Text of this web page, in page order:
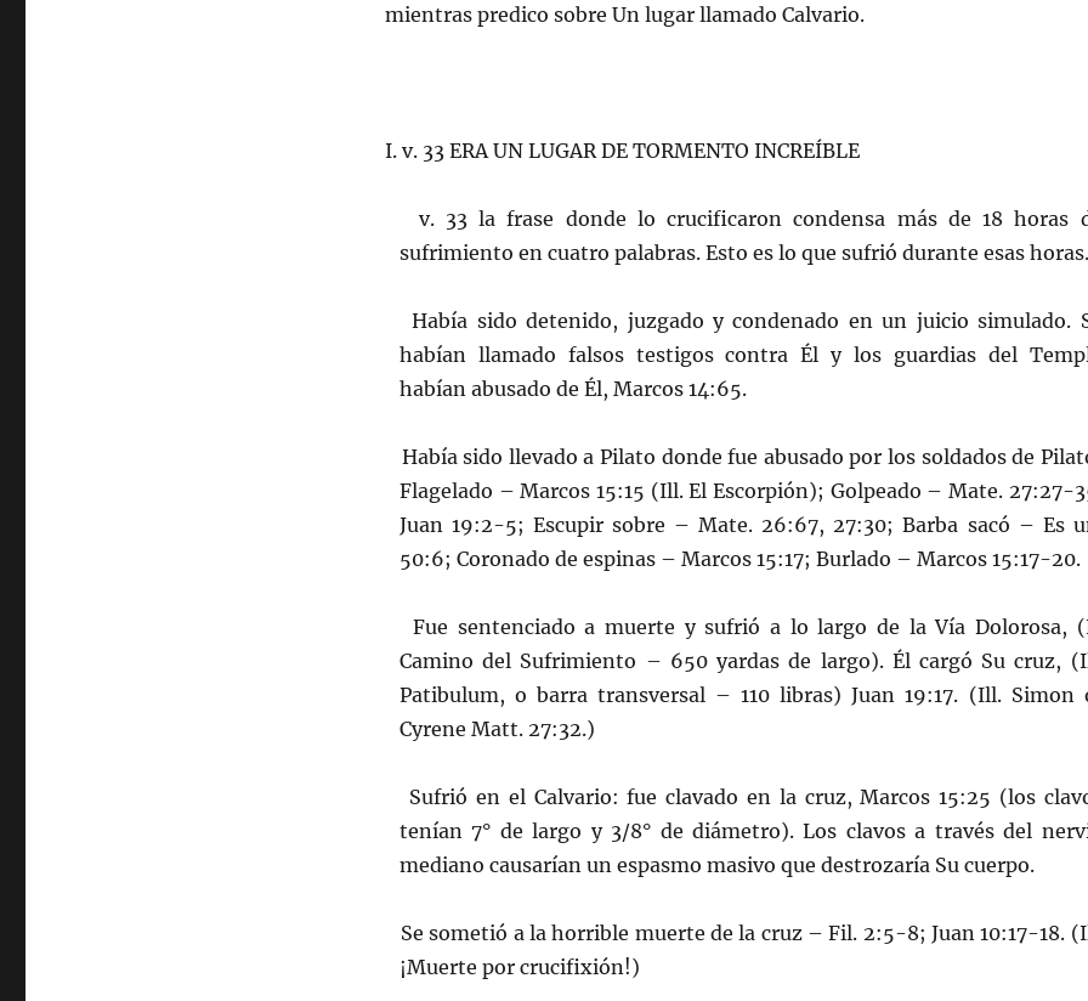
mientras predico sobre Un lugar llamado Calvario.
I. v. 33 ERA UN LUGAR DE TORMENTO INCREÍBLE
v. 33 la frase donde lo crucificaron condensa más de 18 horas
sufrimiento en cuatro palabras. Esto es lo que sufrió durante esas horas.
Había sido detenido, juzgado y condenado en un juicio simulado.
habían llamado falsos testigos contra Él y los guardias del
habían abusado de Él, Marcos 14:65.
Había sido llevado a Pilato donde fue abusado por los soldados de
Flagelado – Marcos 15:15 (Ill. El Escorpión); Golpeado – Mate. 27:27-
Juan 19:2-5; Escupir sobre – Mate. 26:67, 27:30; Barba sacó – Es
50:6; Coronado de espinas – Marcos 15:17; Burlado – Marcos 15:17-20.
Fue sentenciado a muerte y sufrió a lo largo de la Vía Dolorosa,
Camino del Sufrimiento – 650 yardas de largo). Él cargó Su cruz,
Patibulum, o barra transversal – 110 libras) Juan 19:17. (Ill. Simon
Cyrene Matt. 27:32.)
Sufrió en el Calvario: fue clavado en la cruz, Marcos 15:25 (los
tenían 7° de largo y 3/8° de diámetro). Los clavos a través del
mediano causarían un espasmo masivo que destrozaría Su cuerpo.
Se sometió a la horrible muerte de la cruz – Fil. 2:5-8; Juan 10:17-18.
¡Muerte por crucifixión!)